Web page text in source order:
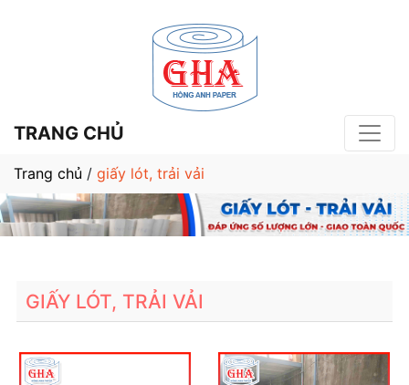
TRANG CHỦ
Trang chủ / giấy lót, trải vải
GIẤY LÓT, TRẢI VẢI